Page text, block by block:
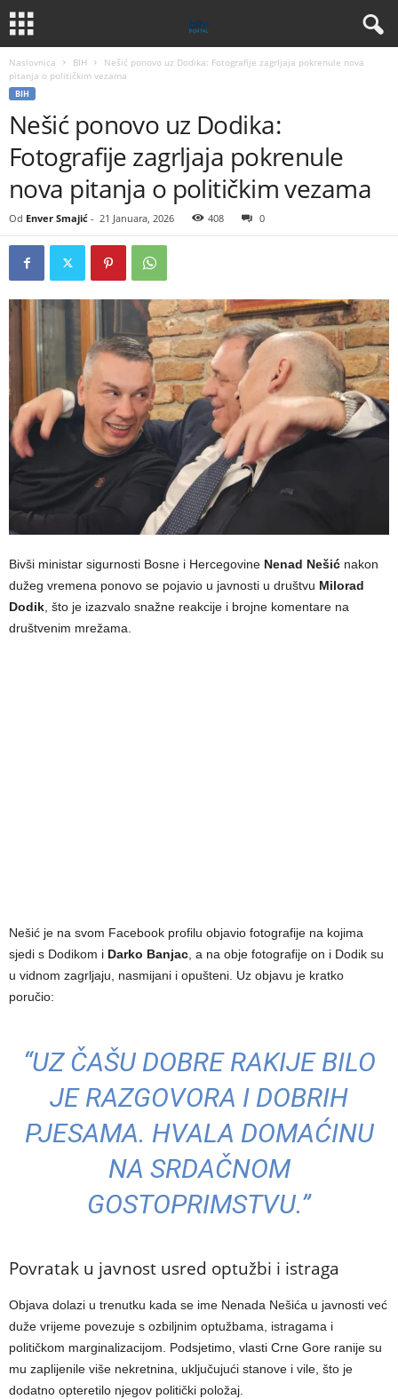
Naslovnica BIH
Nešić ponovo uz Dodika: Fotografije zagrljaja pokrenule nova
pitanja o političkim vezama
BIH
Nešić ponovo uz Dodika:
Fotografije zagrljaja pokrenule
nova pitanja o političkim vezama
Od Enver Smajić - 21 Januara, 2026 408 0
Bivši ministar sigurnosti Bosne i Hercegovine Nenad Nešić nakon
dužeg vremena ponovo se pojavio u javnosti u društvu Milorad
Dodik, što je izazvalo snažne reakcije i brojne komentare na
društvenim mrežama.
Nešić je na svom Facebook profilu objavio fotografije na kojima
sjedi s Dodikom i Darko Banjac, a na obje fotografije on i Dodik su
u vidnom zagrljaju, nasmijani i opušteni. Uz objavu je kratko
poručio:
“UZ ČAŠU DOBRE RAKIJE BILO
JE RAZGOVORA I DOBRIH
PJESAMA. HVALA DOMAĆINU
NA SRDAČNOM
GOSTOPRIMSTVU.”
Povratak u javnost usred optužbi i istraga
Objava dolazi u trenutku kada se ime Nenada Nešića u javnosti već
duže vrijeme povezuje s ozbiljnim optužbama, istragama i
političkom marginalizacijom. Podsjetimo, vlasti Crne Gore ranije su
mu zaplijenile više nekretnina, uključujući stanove i vile, što je
dodatno opteretilo njegov politički položaj.